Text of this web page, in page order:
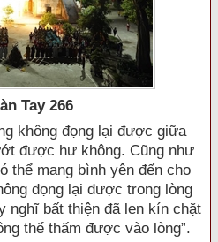
Tay 266
không đọng lại được giữa
được hư không. Cũng như
thể mang bình yên đến cho
đọng lại được trong lòng
nghĩ bất thiện đã len kín chặt
thể thấm được vào lòng”.